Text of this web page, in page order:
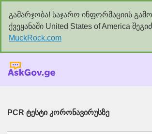
გამარჯობა! საჯარო ინფორმაციის
ქვეყანაში United States of America
MuckRock.com
PCR ტესტი კორონავირუსზე